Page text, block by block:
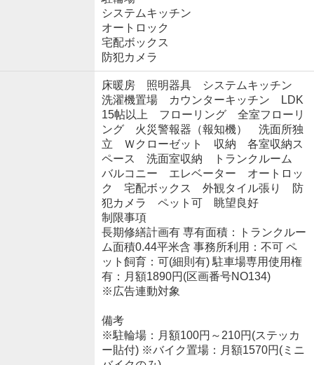
システムキッチン
オートロック
宅配ボックス
防犯カメラ
床暖房 照明器具 システムキッチン
洗濯機置場 カウンターキッチン LDK
15帖以上 フローリング 全室フローリ
ング 火災警報器（報知機） 洗面所独
立 Ｗクローゼット 収納 各室収納ス
ペース 洗面室収納 トランクルーム
バルコニー エレベーター オートロッ
ク 宅配ボックス 外観タイル張り 防
犯カメラ ペット可 眺望良好
制限事項
長期修繕計画有 専有面積：トランクルー
ム面積0.44平米含 事務所利用：不可 ペ
ット飼育：可(細則有) 駐車場専用使用権
有：月額1890円(区画番号NO134)
※広告連動対象
備考
※駐輪場：月額100円～210円(ステッカ
ー貼付) ※バイク置場：月額1570円(ミニ